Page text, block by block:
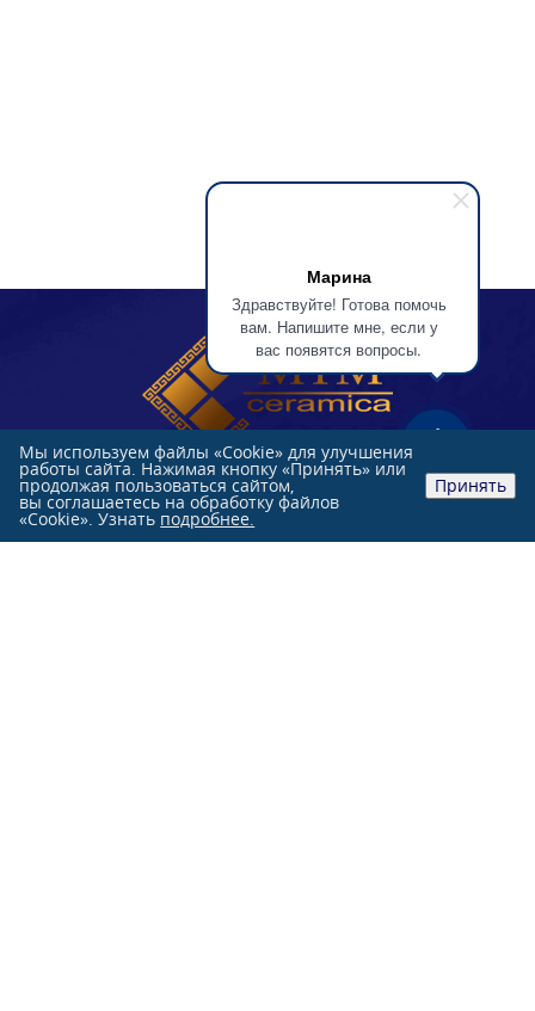
Марина
Здравствуйте! Готова помочь
вам. Напишите мне, если у
вас появятся вопросы.
Мы используем файлы «Cookie» для улучшения
работы сайта. Нажимая кнопку «Принять» или
продолжая пользоваться сайтом,
вы соглашаетесь на обработку файлов
«Cookie». Узнать подробнее.
Принять